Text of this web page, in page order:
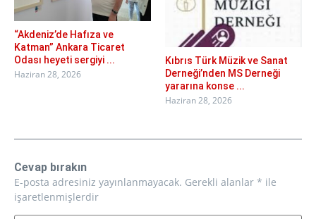
“Akdeniz’de Hafıza ve
Katman” Ankara Ticaret
Odası heyeti sergiyi ...
Haziran 28, 2026
Kıbrıs Türk Müzik ve Sanat
Derneği’nden MS Derneği
yararına konse ...
Haziran 28, 2026
Cevap bırakın
E-posta adresiniz yayınlanmayacak. Gerekli alanlar * ile
işaretlenmişlerdir